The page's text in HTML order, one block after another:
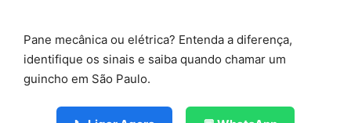
Pane mecânica ou elétrica? Entenda a diferença,
identifique os sinais e saiba quando chamar um
guincho em São Paulo.